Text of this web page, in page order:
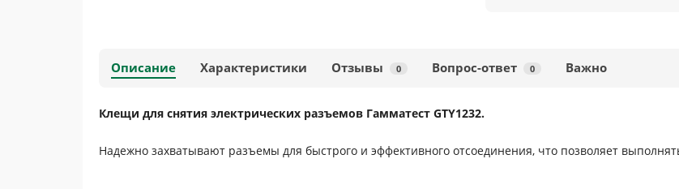
Описание Характеристики Отзывы 0 Вопрос-ответ 0 Важно
Клещи для снятия электрических разъемов Гамматест GTY1232.
Надежно захватывают разъемы для быстрого и эффективного отсоединения, что позволяет